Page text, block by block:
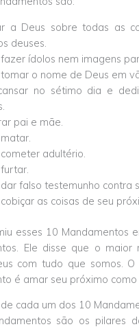
a Deus sobre todas as
deuses.
ídolos nem imagens
o nome de Deus em
no sétimo dia e
pai e mãe.
adultério.
falso testemunho contra
as coisas de seu
esses 10 Mandamentos
Ele disse que o maior
com tudo que somos. O
é amar seu próximo como
cada um dos 10
são os pilares